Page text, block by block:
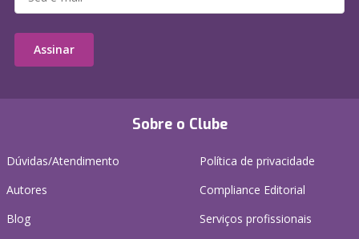
Sobre o Clube
Dúvidas/Atendimento
Autores
Blog
Política de privacidade
Compliance Editorial
Serviços profissionais
Assinar